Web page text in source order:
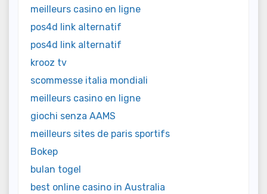
meilleurs casino en ligne
pos4d link alternatif
pos4d link alternatif
krooz tv
scommesse italia mondiali
meilleurs casino en ligne
giochi senza AAMS
meilleurs sites de paris sportifs
Bokep
bulan togel
best online casino in Australia